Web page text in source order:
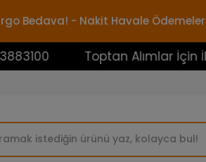
Bedava! - Nakit Havale
Toptan Alımlar İçin İletişime